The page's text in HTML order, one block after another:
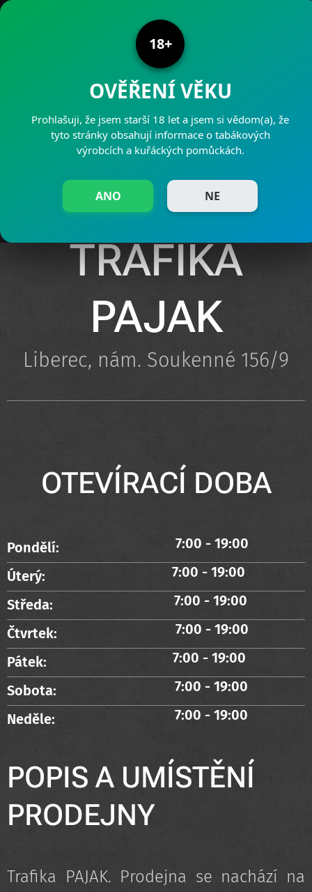
TRAFIKA
PAJAK
Liberec, nám. Soukenné 156/9
OTEVÍRACÍ DOBA
Pondělí:
7:00 - 19:00
Úterý:
7:00 - 19:00
Středa:
7:00 - 19:00
Čtvrtek:
7:00 - 19:00
Pátek:
7:00 - 19:00
Sobota:
7:00 - 19:00
Neděle:
7:00 - 19:00
POPIS A UMÍSTĚNÍ
PRODEJNY
Trafika PAJAK. Prodejna se nachází na
18+
OVĚŘENÍ VĚKU
Prohlašuji, že jsem starší 18 let a jsem si vědom(a), že
tyto stránky obsahují informace o tabákových
výrobcích a kuřáckých pomůckách.
ANO NE